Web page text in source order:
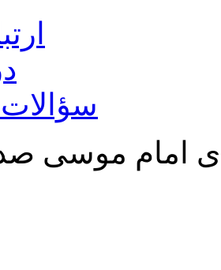
امام موسی